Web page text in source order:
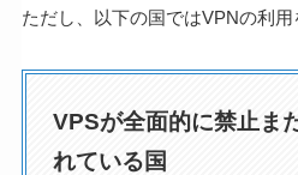
ただし、以下の国ではVPNの利用
VPSが全面的に禁止ま
れている国